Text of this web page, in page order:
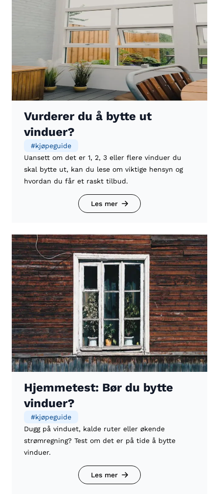
Vurderer du å bytte ut
vinduer?
#kjøpeguide
Uansett om det er 1, 2, 3 eller flere vinduer du
skal bytte ut, kan du lese om viktige hensyn og
hvordan du får et raskt tilbud.
Les mer
Hjemmetest: Bør du bytte
vinduer?
#kjøpeguide
Dugg på vinduet, kalde ruter eller økende
strømregning? Test om det er på tide å bytte
vinduer.
Les mer